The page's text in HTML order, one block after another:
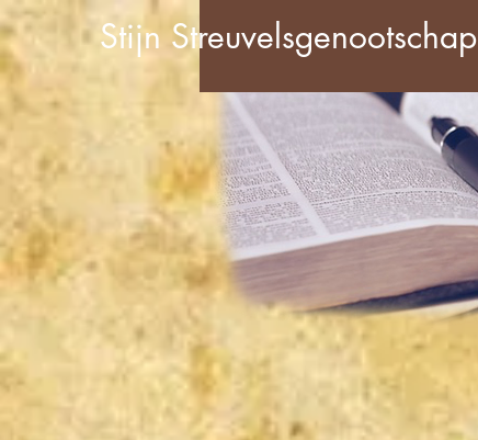
Stijn Streuvelsgenootschap